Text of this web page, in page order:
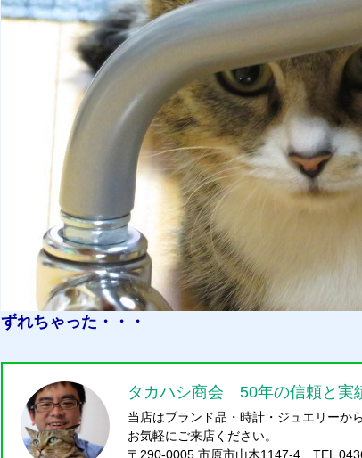
ずれちゃった・・・
タカハシ商会 50年の信頼と実
当店はブランド品・時計・ジュエリーか
お気軽にご来店ください。
〒290-0005 市原市山木1147-4 TEL